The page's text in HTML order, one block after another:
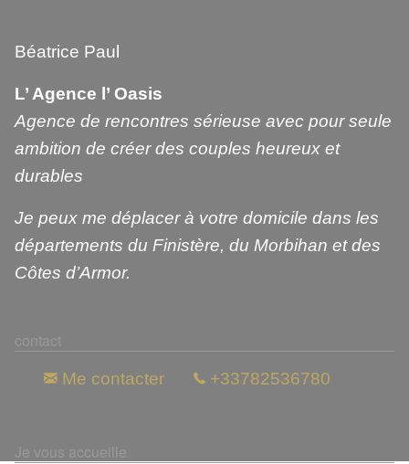
Béatrice Paul
L’ Agence l’ Oasis
Agence de rencontres sérieuse avec pour seule
ambition de créer des couples heureux et
durables
Je peux me déplacer à votre domicile dans les
départements du Finistère, du Morbihan et des
Côtes d’Armor.
contact
Me contacter +33782536780
Je vous accueille